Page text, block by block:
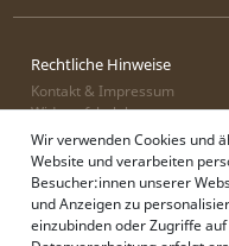
Rechtliche Hinweise
Kontakt & Impressum
Widerrufsbelehrung
Zahlung & Lieferung
Datenschutz
AGB
Wir verwenden Cookies und
Website und verarbeiten
Besucher:innen unserer
und Anzeigen zu
einzubinden oder Zugriffe